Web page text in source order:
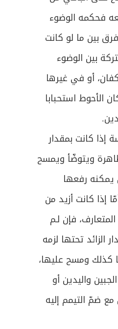
فحكمه الوضوء
بين ما لو كانت
بين الوضوء
أو في غيرها
الأحوط استحبابا
إذا كانت بمقدار
ويتوضّأ ويمسح
يمكنه رفعها
إذا كانت أزيد من
فإن لـم
تحتها لزمه
ومسح عليها،
واليدين أو
ضمّ التيمم إليه
يتحقّق به السفر
ما ينقطع به السفر
من حكم القصر
الخلل في صلاة
الجماعة
التي يسوغ فيها
الاقتداء
الاقتداء
إمام الجماعة